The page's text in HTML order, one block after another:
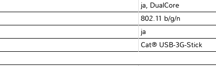
ja, DualCore
802.11 b/g/n
ja
Cat® USB-3G-Stick